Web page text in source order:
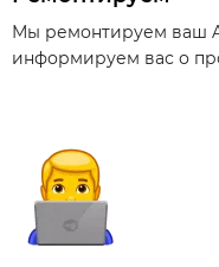
Мы ремонтируем ваш
информируем вас о